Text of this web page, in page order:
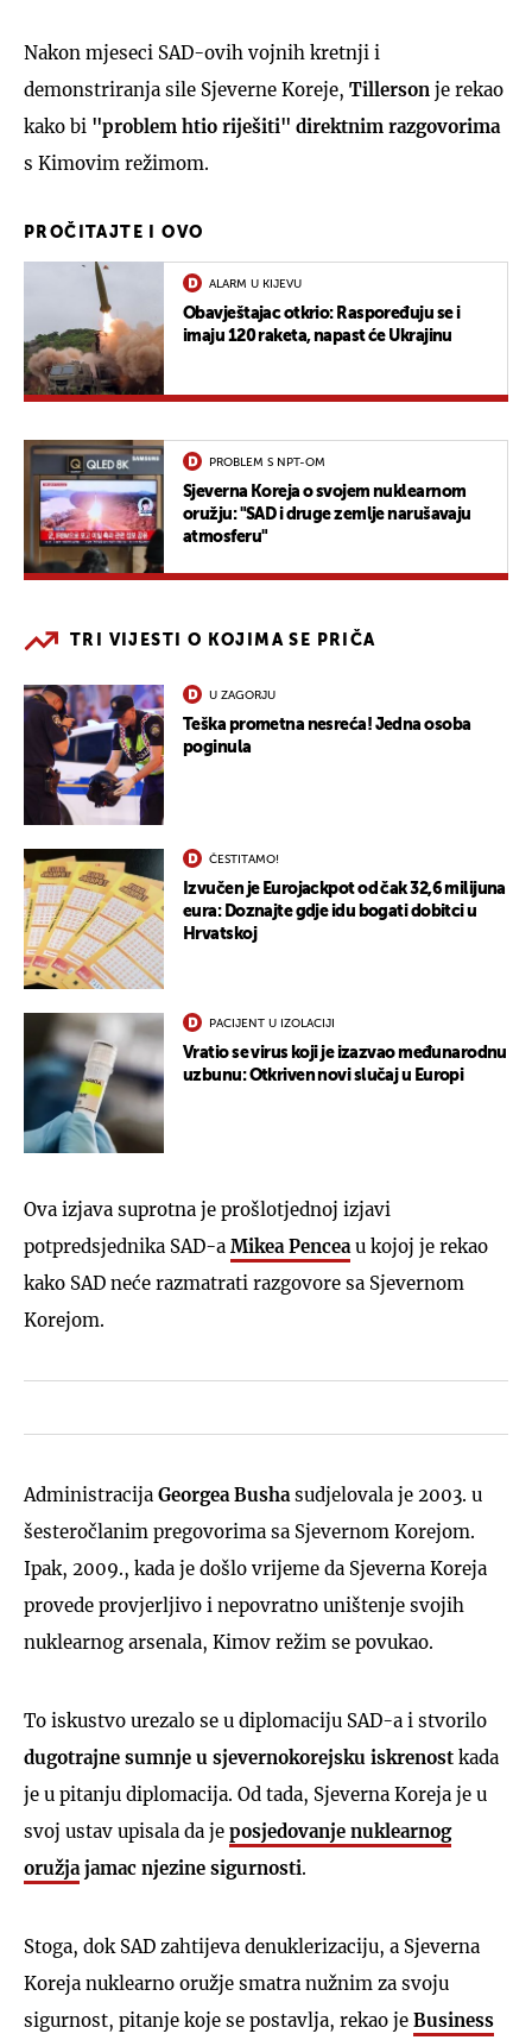
Nakon mjeseci SAD-ovih vojnih kretnji i
demonstriranja sile Sjeverne Koreje, Tillerson je rekao
kako bi "problem htio riješiti" direktnim razgovorima
s Kimovim režimom.
PROČITAJTE I OVO
ALARM U KIJEVU
Obavještajac otkrio: Raspoređuju se i
imaju 120 raketa, napast će Ukrajinu
PROBLEM S NPT-OM
Sjeverna Koreja o svojem nuklearnom
oružju: "SAD i druge zemlje narušavaju
atmosferu"
TRI VIJESTI O KOJIMA SE PRIČA
U ZAGORJU
Teška prometna nesreća! Jedna osoba
poginula
ČESTITAMO!
Izvučen je Eurojackpot od čak 32,6 milijuna
eura: Doznajte gdje idu bogati dobitci u
Hrvatskoj
PACIJENT U IZOLACIJI
Vratio se virus koji je izazvao međunarodnu
uzbunu: Otkriven novi slučaj u Europi
Ova izjava suprotna je prošlotjednoj izjavi
potpredsjednika SAD-a Mikea Pencea u kojoj je rekao
kako SAD neće razmatrati razgovore sa Sjevernom
Korejom.
Administracija Georgea Busha sudjelovala je 2003. u
šesteročlanim pregovorima sa Sjevernom Korejom.
Ipak, 2009., kada je došlo vrijeme da Sjeverna Koreja
provede provjerljivo i nepovratno uništenje svojih
nuklearnog arsenala, Kimov režim se povukao.
To iskustvo urezalo se u diplomaciju SAD-a i stvorilo
dugotrajne sumnje u sjevernokorejsku iskrenost kada
je u pitanju diplomacija. Od tada, Sjeverna Koreja je u
svoj ustav upisala da je posjedovanje nuklearnog
oružja jamac njezine sigurnosti.
Stoga, dok SAD zahtijeva denuklerizaciju, a Sjeverna
Koreja nuklearno oružje smatra nužnim za svoju
sigurnost, pitanje koje se postavlja, rekao je Business